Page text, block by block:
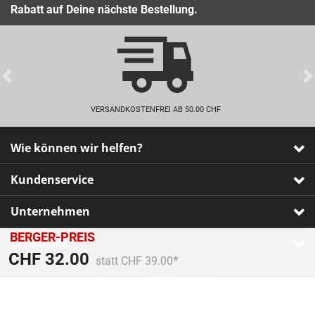
BERGER-PREIS
CHF 32.00 Preis reduziert von
statt CHF 39.00
An
Rabatt auf Deine nächste Bestellung.
VERSANDKOSTENFREI AB 50.00 CHF
Previous
Wie können wir helfen?
Kundenservice
Unternehmen
Zahlarten